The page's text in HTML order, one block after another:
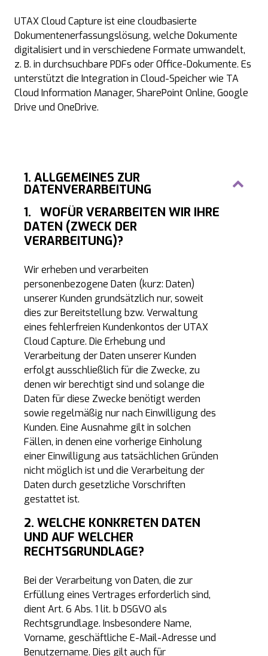
UTAX Cloud Capture ist eine cloudbasierte
Dokumentenerfassungslösung, welche Dokumente
digitalisiert und in verschiedene Formate umwandelt,
z. B. in durchsuchbare PDFs oder Office-Dokumente. Es
unterstützt die Integration in Cloud-Speicher wie TA
Cloud Information Manager, SharePoint Online, Google
Drive und OneDrive.
1. ALLGEMEINES ZUR
DATENVERARBEITUNG
1. WOFÜR VERARBEITEN WIR IHRE
DATEN (ZWECK DER
VERARBEITUNG)?
Wir erheben und verarbeiten
personenbezogene Daten (kurz: Daten)
unserer Kunden grundsätzlich nur, soweit
dies zur Bereitstellung bzw. Verwaltung
eines fehlerfreien Kundenkontos der UTAX
Cloud Capture. Die Erhebung und
Verarbeitung der Daten unserer Kunden
erfolgt ausschließlich für die Zwecke, zu
denen wir berechtigt sind und solange die
Daten für diese Zwecke benötigt werden
sowie regelmäßig nur nach Einwilligung des
Kunden. Eine Ausnahme gilt in solchen
Fällen, in denen eine vorherige Einholung
einer Einwilligung aus tatsächlichen Gründen
nicht möglich ist und die Verarbeitung der
Daten durch gesetzliche Vorschriften
gestattet ist.
2. WELCHE KONKRETEN DATEN
UND AUF WELCHER
RECHTSGRUNDLAGE?
Bei der Verarbeitung von Daten, die zur
Erfüllung eines Vertrages erforderlich sind,
dient Art. 6 Abs. 1 lit. b DSGVO als
Rechtsgrundlage. Insbesondere Name,
Vorname, geschäftliche E-Mail-Adresse und
Benutzername. Dies gilt auch für